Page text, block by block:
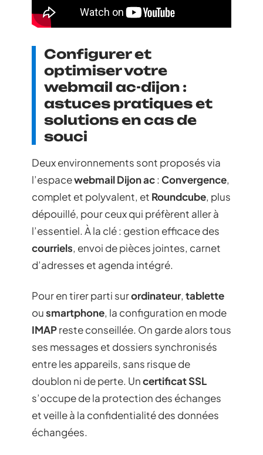
Configurer et
optimiser votre
webmail ac-dijon :
astuces pratiques et
solutions en cas de
souci
Deux environnements sont proposés via
l’espacewebmail Dijon ac: Convergence,
complet et polyvalent, et Roundcube, plus
dépouillé, pour ceux qui préfèrent aller à
l’essentiel. À la clé : gestion efficace des
courriels, envoi de pièces jointes, carnet
d’adresses et agenda intégré.
Pour en tirer parti surordinateur, tablette
ousmartphone, la configuration en mode
IMAPreste conseillée. On garde alors tous
ses messages et dossiers synchronisés
entre les appareils, sans risque de
doublon ni de perte. Uncertificat SSL
s’occupe de la protection des échanges
et veille à la confidentialité des données
échangées.